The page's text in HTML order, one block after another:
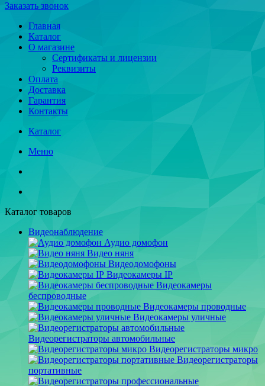
Заказать звонок
Главная
Каталог
О магазине
Сертификаты и лицензии
Реквизиты
Оплата
Доставка
Гарантия
Контакты
Каталог
Меню
Каталог товаров
Видеонаблюдение
Аудио домофон
Видео няня
Видеодомофоны
Видеокамеры IP
Видеокамеры
беспроводные
Видеокамеры проводные
Видеокамеры уличные
Видеорегистраторы автомобильные
Видеорегистраторы микро
Видеорегистраторы
портативные